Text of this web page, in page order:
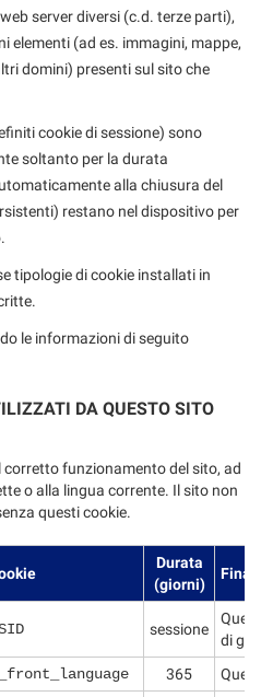
server diversi (c.d. terze parti),
elementi (ad es. immagini, mappe,
domini) presenti sul sito che
cookie di sessione) sono
soltanto per la durata
alla chiusura del
restano nel dispositivo per
tipologie di cookie installati in
le informazioni di seguito
DA QUESTO SITO
corretto funzionamento del sito, ad
o alla lingua corrente. Il sito non
questi cookie.
Durata
(giorni)
sessione
di
365